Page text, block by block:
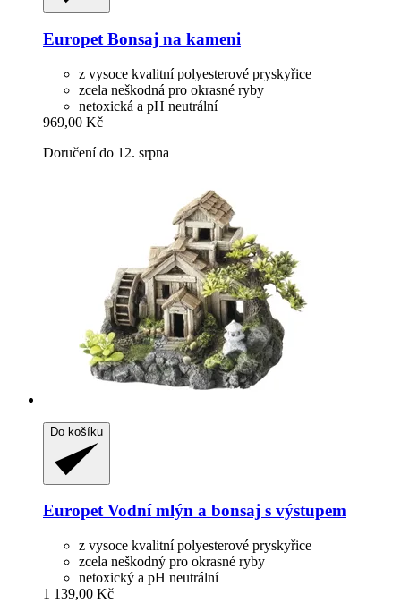
Europet Bonsaj na kameni
z vysoce kvalitní polyesterové pryskyřice
zcela neškodná pro okrasné ryby
netoxická a pH neutrální
969,00 Kč
Doručení do 12. srpna
Do košíku
EuropetVodní mlýn a bonsaj s výstupem
z vysoce kvalitní polyesterové pryskyřice
zcela neškodný pro okrasné ryby
netoxický a pH neutrální
1 139,00 Kč